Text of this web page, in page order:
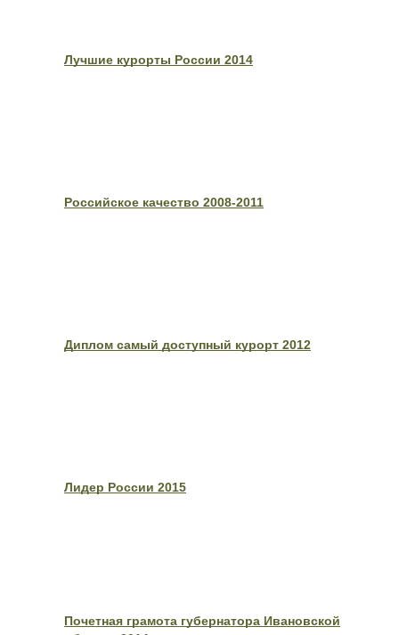
Лучшие курорты России 2014
Российское качество 2008-2011
Диплом самый доступный курорт 2012
Лидер России 2015
Почетная грамота губернатора Ивановской